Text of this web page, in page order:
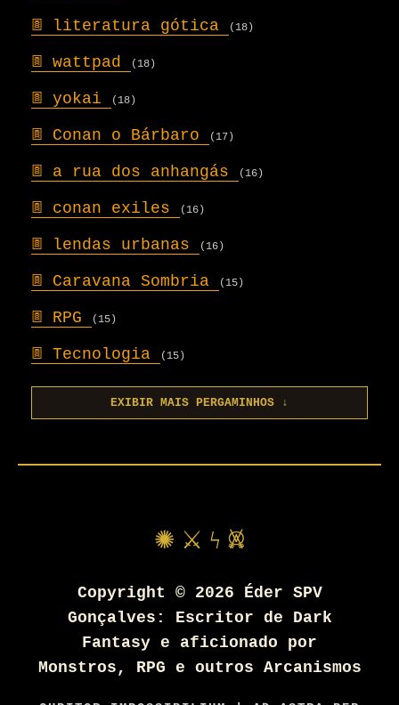
𖣍 literatura gótica (18)
𖣍 wattpad (18)
𖣍 yokai (18)
𖣍 Conan o Bárbaro (17)
𖣍 a rua dos anhangás (16)
𖣍 conan exiles (16)
𖣍 lendas urbanas (16)
𖣍 Caravana Sombria (15)
𖣍 RPG (15)
𖣍 Tecnologia (15)
EXIBIR MAIS PERGAMINHOS ↓
✺ ⚔ ϟ 𖤙
Copyright © 2026 Éder SPV
Gonçalves: Escritor de Dark
Fantasy e aficionado por
Monstros, RPG e outros Arcanismos